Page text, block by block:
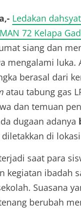
Ledakan
72 Kelapa
siang dan
mengalami luka.
berasal dari
atau tabung gas
dan temuan
dugaan adanya
di
saat para
kegiatan ibadah
Suasana
berubah